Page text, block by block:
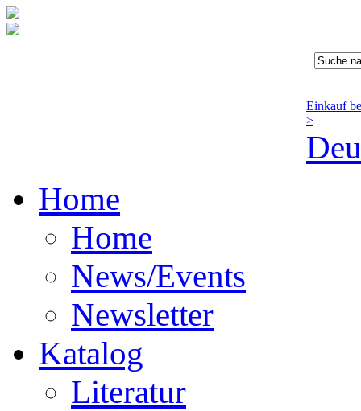
Einkauf
>
Home
Home
News/Events
Newsletter
Katalog
Literatur